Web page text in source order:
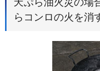
らコンロの火を消